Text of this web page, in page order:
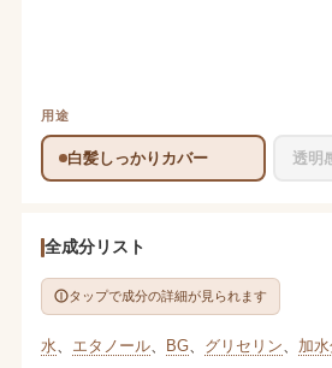
用途
白髪しっかりカバー 透明
全成分リスト
タップで成分の詳細が見られます
水 エタノール、 BG、 グリセリン 加